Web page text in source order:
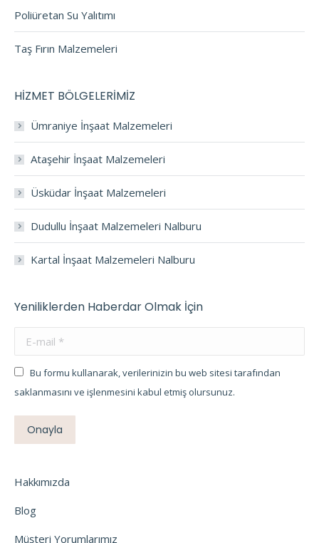
Poliüretan Su Yalıtımı
Taş Fırın Malzemeleri
HİZMET BÖLGELERİMİZ
Ümraniye İnşaat Malzemeleri
Ataşehir İnşaat Malzemeleri
Üsküdar İnşaat Malzemeleri
Dudullu İnşaat Malzemeleri Nalburu
Kartal İnşaat Malzemeleri Nalburu
Yeniliklerden Haberdar Olmak İçin
E-mail *
Bu formu kullanarak, verilerinizin bu web sitesi tarafından
saklanmasını ve işlenmesini kabul etmiş olursunuz.
Onayla
Hakkımızda
Blog
Müşteri Yorumlarımız